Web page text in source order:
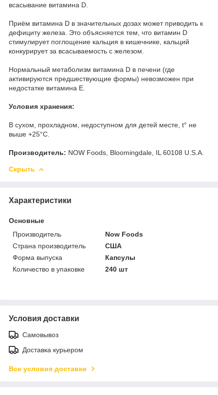
всасывание витамина D.
Приём витамина D в значительных дозах может приводить к
дефициту железа. Это объясняется тем, что витамин D
стимулирует поглощение кальция в кишечнике, кальций
конкурирует за всасываемость с железом.
Нормальный метаболизм витамина D в печени (где
активируются предшествующие формы) невозможен при
недостатке витамина Е.
Условия хранения:
В сухом, прохладном, недоступном для детей месте, t° не
выше +25°С.
Производитель: NOW Foods, Bloomingdale, IL 60108 U.S.A.
Скрыть
Характеристики
Основные
Производитель
Now Foods
Страна производитель
США
Форма выпуска
Капсулы
Количество в упаковке
240 шт
Условия доставки
Самовывоз
Доставка курьером
Все условия доставки